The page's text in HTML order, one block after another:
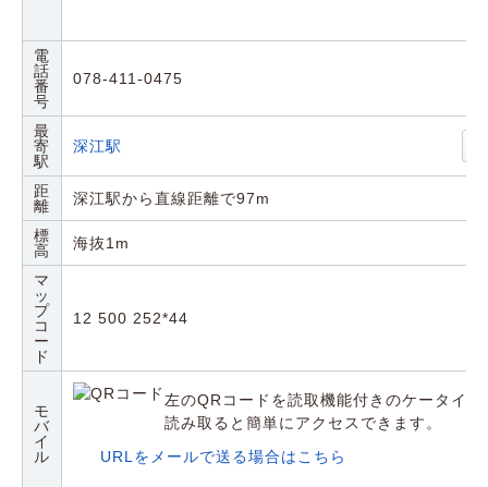
電
話
番
号
078-411-0475
最
寄
駅
深江駅
距
離
深江駅から直線距離で97m
標
高
海抜1m
マ
ッ
プ
コ
ー
ド
12 500 252*44
モ
バ
イ
ル
左のQRコードを読取機能付きのケータイ
読み取ると簡単にアクセスできます。
URLをメールで送る場合はこちら